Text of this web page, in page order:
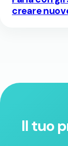
creare
Il tuo